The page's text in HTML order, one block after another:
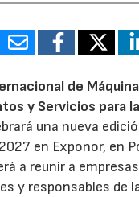
de
y Servicios para
una nueva
en Exponor, en
a reunir a
y responsables de